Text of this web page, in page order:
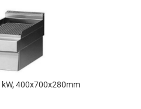
400x700x280mm